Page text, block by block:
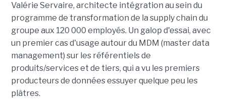
Valérie Servaire, architecte intégration au sein du
programme de transformation de la supply chain du
groupe aux 120 000 employés. Un galop d'essai, avec
un premier cas d'usage autour du MDM (master data
management) sur les référentiels de
produits/services et de tiers, qui a vu les premiers
producteurs de données essuyer quelque peu les
plâtres.